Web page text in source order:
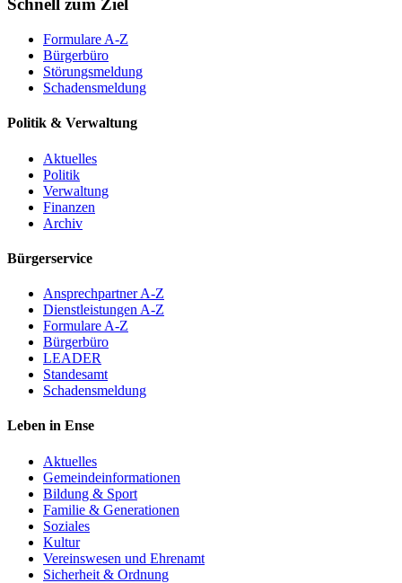
Schnell zum Ziel
Formulare A-Z
Bürgerbüro
Störungsmeldung
Schadensmeldung
Politik & Verwaltung
Aktuelles
Politik
Verwaltung
Finanzen
Archiv
Bürgerservice
Ansprechpartner A-Z
Dienstleistungen A-Z
Formulare A-Z
Bürgerbüro
LEADER
Standesamt
Schadensmeldung
Leben in Ense
Aktuelles
Gemeinde­informationen
Bildung & Sport
Familie & Generationen
Soziales
Kultur
Vereinswesen und Ehrenamt
Sicherheit & Ordnung